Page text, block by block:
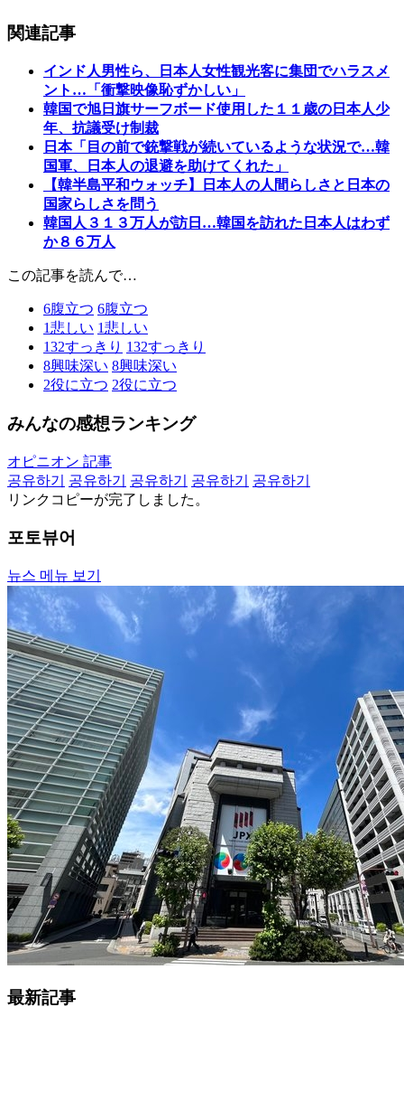
関連記事
インド人男性ら、日本人女性観光客に集団でハラスメ
ント…「衝撃映像恥ずかしい」
韓国で旭日旗サーフボード使用した１１歳の日本人少
年、抗議受け制裁
日本「目の前で銃撃戦が続いているような状況で…韓
国軍、日本人の退避を助けてくれた」
【韓半島平和ウォッチ】日本人の人間らしさと日本の
国家らしさを問う
韓国人３１３万人が訪日…韓国を訪れた日本人はわず
か８６万人
この記事を読んで…
6腹立つ 6腹立つ
1悲しい 1悲しい
132すっきり 132すっきり
8興味深い 8興味深い
2役に立つ 2役に立つ
みんなの感想ランキング
オピニオン 記事
공유하기
공유하기 공유하기 공유하기
공유하기
リンクコピーが完了しました。
포토뷰어
뉴스 메뉴 보기
最新記事